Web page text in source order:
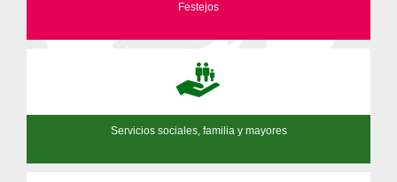
Festejos
Servicios sociales, familia y mayores